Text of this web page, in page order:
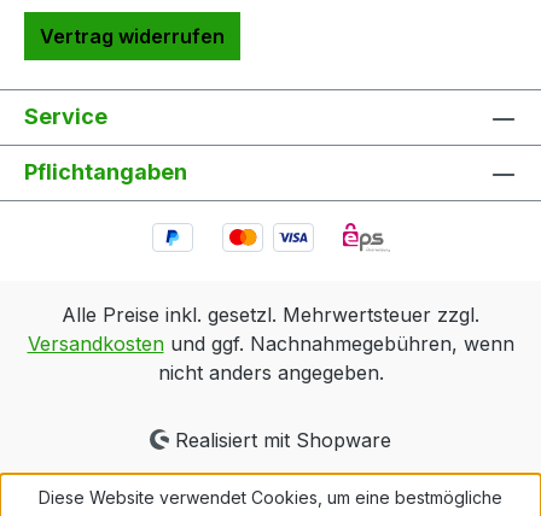
Vertrag widerrufen
Service
Pflichtangaben
Alle Preise inkl. gesetzl. Mehrwertsteuer zzgl.
Versandkostenund ggf. Nachnahmegebühren, wenn
nicht anders angegeben.
Realisiert mit Shopware
Diese Website verwendet Cookies, um eine bestmögliche